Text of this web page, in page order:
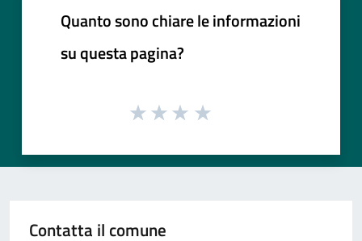
Quanto sono chiare le informazioni
su questa pagina?
Contatta il comune